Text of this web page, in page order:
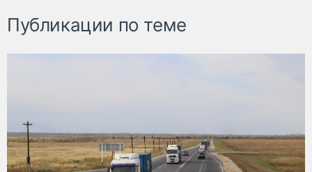
Публикации по теме